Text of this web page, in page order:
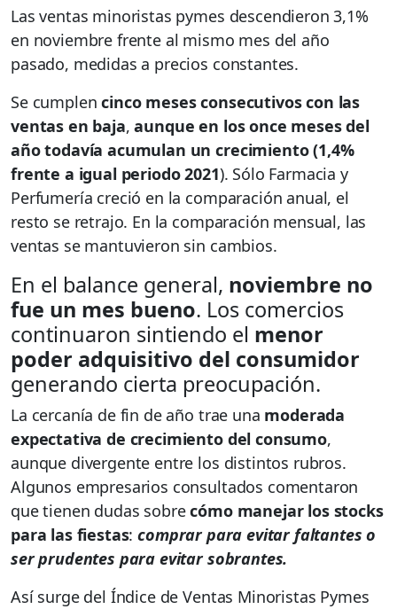
Las ventas minoristas pymes descendieron 3,1%
en noviembre frente al mismo mes del año
pasado, medidas a precios constantes.
Se cumplencinco meses consecutivos con las
ventas en baja,aunque en los once meses del
año todavía acumulan un crecimiento (1,4%
frente a igual periodo 2021). Sólo Farmacia y
Perfumería creció en la comparación anual, el
resto se retrajo. En la comparación mensual, las
ventas se mantuvieron sin cambios.
En el balance general, noviembre no
fue un mes bueno. Los comercios
continuaron sintiendo el menor
poder adquisitivo del consumidor
generando cierta preocupación.
La cercanía de fin de año trae una moderada
expectativa de crecimiento del consumo,
aunque divergente entre los distintos rubros.
Algunos empresarios consultados comentaron
que tienen dudas sobrecómo manejar los stocks
para las fiestas:comprar para evitar faltantes o
ser prudentes para evitar sobrantes.
Así surge del Índice de Ventas Minoristas Pymes